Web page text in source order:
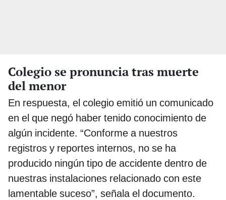
Colegio se pronuncia tras muerte
del menor
En respuesta, el colegio emitió un comunicado
en el que negó haber tenido conocimiento de
algún incidente. “Conforme a nuestros
registros y reportes internos, no se ha
producido ningún tipo de accidente dentro de
nuestras instalaciones relacionado con este
lamentable suceso”, señala el documento.